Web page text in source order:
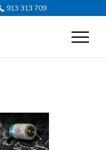
913 313 709